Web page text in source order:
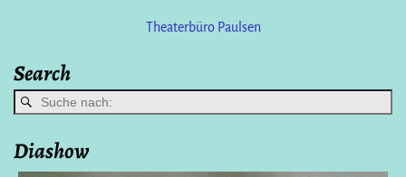
Theaterbüro Paulsen
Search
Diashow